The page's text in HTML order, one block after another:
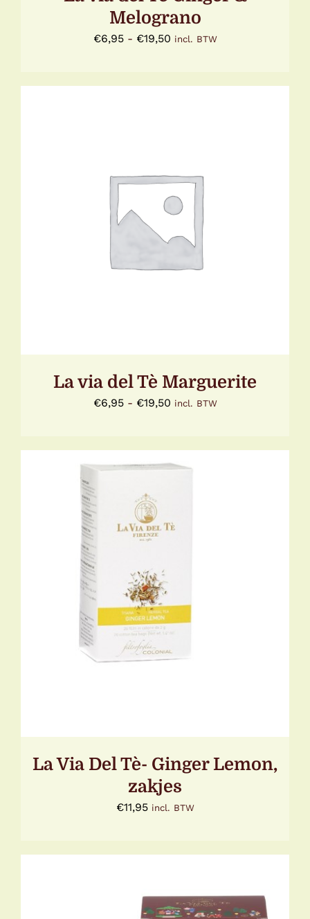
Melograno
€6,95 - €19,50Prijsklasse:
incl. BTW
OPTIES SELECTEREN
DIT
PRODUCT
HEEFT
MEERDERE
VARIATIES.
OP
PRODUCTPAGINA
DETAILS
La via del Tè Marguerite
€6,95 - €19,50Prijsklasse:
€19,50
incl. BTW
TOEVOEGEN AAN WINKELWAGEN
DETAILS
La Via Del Tè- Ginger Lemon,
zakjes
€11,95 incl. BTW